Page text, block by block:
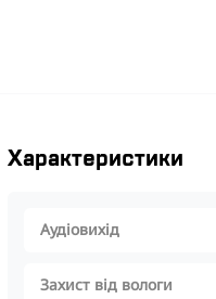
Характеристики
Аудіовихід
Захист від вологи